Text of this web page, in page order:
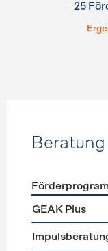
25
Beratung
GEAK Plus